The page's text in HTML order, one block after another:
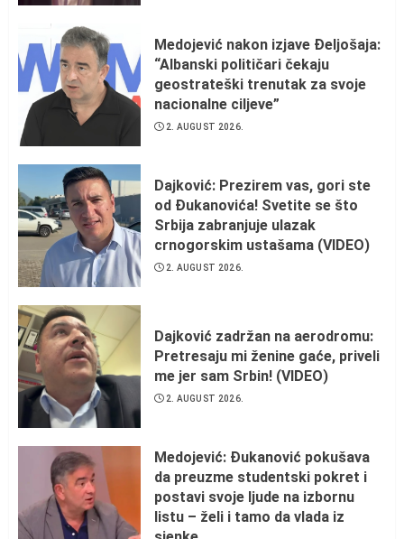
Medojević nakon izjave Đeljošaja:
“Albanski političari čekaju
geostrateški trenutak za svoje
nacionalne ciljeve”
2. AUGUST 2026.
Dajković: Prezirem vas, gori ste
od Đukanovića! Svetite se što
Srbija zabranjuje ulazak
crnogorskim ustašama (VIDEO)
2. AUGUST 2026.
Dajković zadržan na aerodromu:
Pretresaju mi ženine gaće, priveli
me jer sam Srbin! (VIDEO)
2. AUGUST 2026.
Medojević: Đukanović pokušava
da preuzme studentski pokret i
postavi svoje ljude na izbornu
listu – želi i tamo da vlada iz